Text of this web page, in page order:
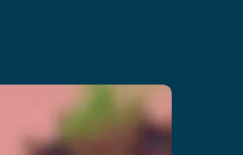
Cyberclash